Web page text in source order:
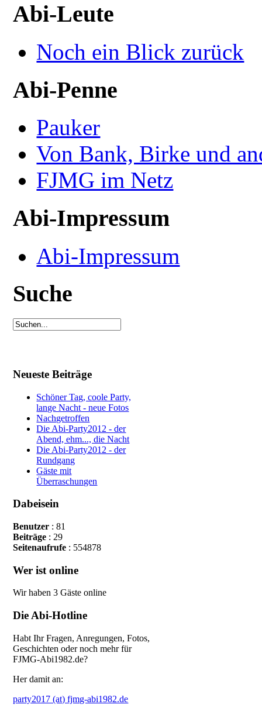
Abi-Leute
Noch ein Blick zurück
Abi-Penne
Pauker
Von Bank, Birke und
FJMG im Netz
Abi-Impressum
Abi-Impressum
Suche
Neueste Beiträge
Schöner Tag, coole Party,
lange Nacht - neue Fotos
Nachgetroffen
Die Abi-Party2012 - der
Abend, ehm..., die Nacht
Die Abi-Party2012 - der
Rundgang
Gäste mit
Überraschungen
Dabeisein
Benutzer : 81
Beiträge : 29
Seitenaufrufe : 554878
Wer ist online
Wir haben 3 Gäste online
Die Abi-Hotline
Habt Ihr Fragen, Anregungen, Fotos,
Geschichten oder noch mehrfür
FJMG-Abi1982.de?
Her damit an:
party2017 (at) fjmg-abi1982.de